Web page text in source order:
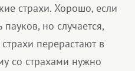
страхи. Хорошо, если
но случается,
перерастают в
со страхами нужно